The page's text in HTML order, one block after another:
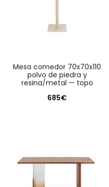
mesa comedor 70x70x110
polvo de piedra y
resina/metal — topo
685€